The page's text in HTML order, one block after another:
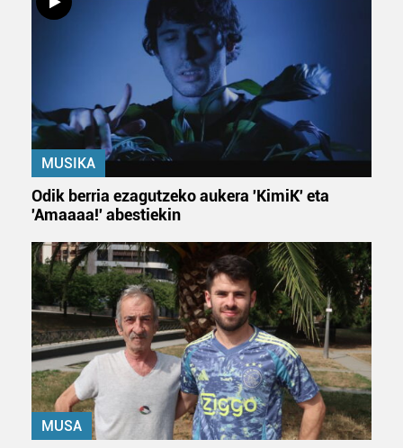
MUSIKA
Odik berria ezagutzeko aukera 'KimiK' eta
'Amaaaa!' abestiekin
MUSA